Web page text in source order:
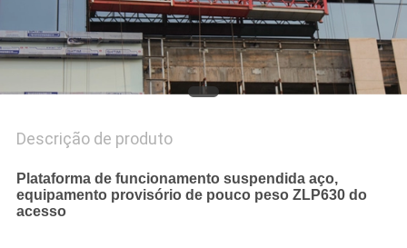
PRIVACY
POLICY
Descrição de produto
Plataforma de funcionamento suspendida aço,
equipamento provisório de pouco peso ZLP630 do
acesso